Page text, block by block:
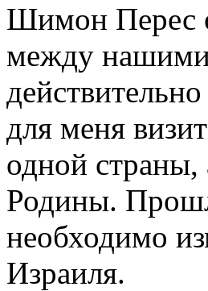
Шимон Перес
между нашими
для меня
одной
Родины.
необходимо
Израиля.